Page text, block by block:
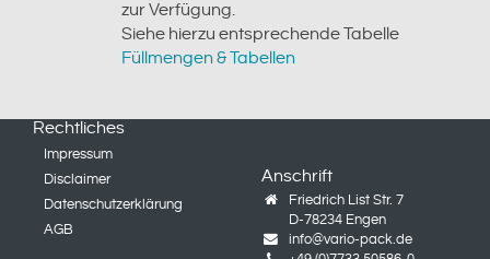
zur Verfügung.
Siehe hierzu entsprechende Tabelle
Füllmengen & Tabellen
Rechtliches
Impressum
Disclaimer
Datenschutzerklärung
AGB
Anschrift
Friedrich List Str. 7
D-78234 Engen
info@vario-pack.de